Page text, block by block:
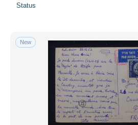
Status
New